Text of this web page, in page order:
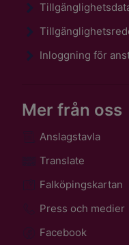
Inloggning för
Mer från oss
Anslagstavla
Translate
Falköpingskartan
Press och medier
Facebook